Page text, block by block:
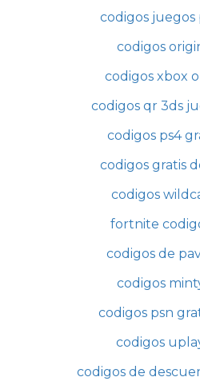
codigos juegos
codigos
codigos xbox
codigos qr 3ds
codigos ps4
codigos gratis
codigos
fortnite
codigos de
codigos
codigos psn
codigos
codigos de